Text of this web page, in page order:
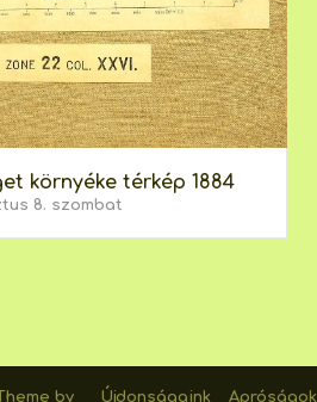
környéke térkép 1884
8. szombat
Theme by Újdonságaink Apróságok